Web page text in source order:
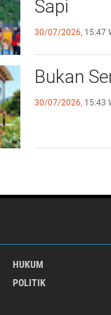
Sapi
30/07/2026, 15:47
Bukan
30/07/2026, 15:43
HUKUM
POLITIK